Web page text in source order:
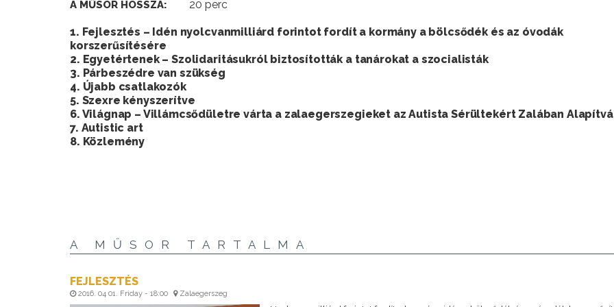
A MŰSOR HOSSZA: 20 perc
1. Fejlesztés – Idén nyolcvanmilliárd forintot fordít a kormány a bölcsődék és az óvodák
korszerűsítésére
2. Egyetértenek – Szolidaritásukról biztosították a tanárokat a szocialisták
3. Párbeszédre van szükség
4. Újabb csatlakozók
5. Szexre kényszerítve
6. Világnap – Villámcsődületre várta a zalaegerszegieket az Autista Sérültekért Zalában
7. Autistic art
8. Közlemény
A MŰSOR TARTALMA
FEJLESZTÉS
2016. 04 01. Friday - 18:00 Zalaegerszeg